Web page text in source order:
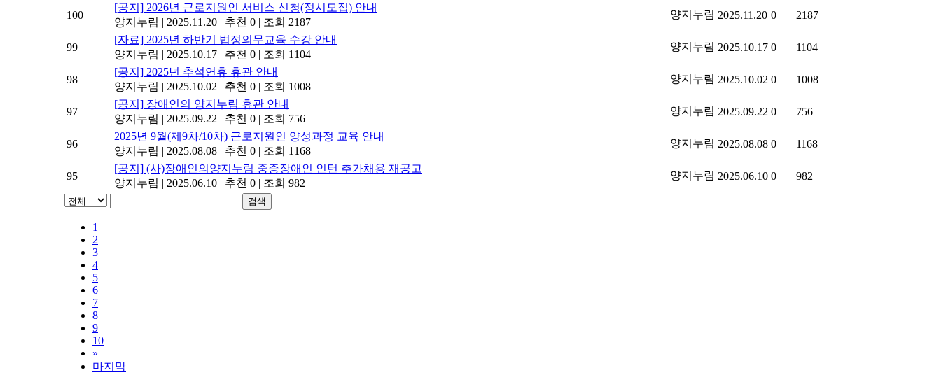
100
[공지] 2026년 근로지원인 서비스 신청(정시모집) 안내
양지누림 | 2025.11.20 | 추천 0 | 조회 2187
양지누림 2025.11.20 0 2187
99
[자료] 2025년 하반기 법정의무교육 수강 안내
양지누림 | 2025.10.17 | 추천 0 | 조회 1104
양지누림 2025.10.17 0 1104
98
[공지] 2025년 추석연휴 휴관 안내
양지누림 | 2025.10.02 | 추천 0 | 조회 1008
양지누림 2025.10.02 0 1008
97
[공지] 장애인의 양지누림 휴관 안내
양지누림 | 2025.09.22 | 추천 0 | 조회 756
양지누림 2025.09.22 0 756
96
2025년 9월(제9차/10차) 근로지원인 양성과정 교육 안내
양지누림 | 2025.08.08 | 추천 0 | 조회 1168
양지누림 2025.08.08 0 1168
95
[공지] (사)장애인의양지누림 중증장애인 인턴 추가채용 재공고
양지누림 | 2025.06.10 | 추천 0 | 조회 982
양지누림 2025.06.10 0 982
검색
1
2
3
4
5
6
7
8
9
10
»
마지막